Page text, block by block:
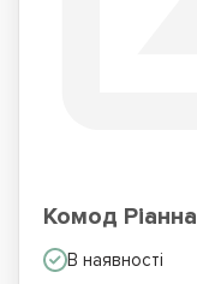
Комод Ріанна
В наявності